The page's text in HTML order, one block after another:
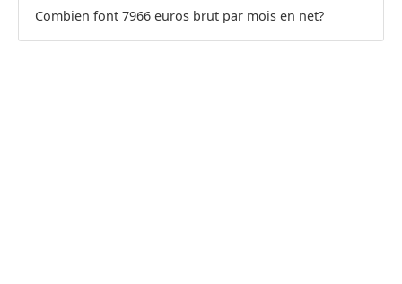
Combien font 7966 euros brut par mois en net?